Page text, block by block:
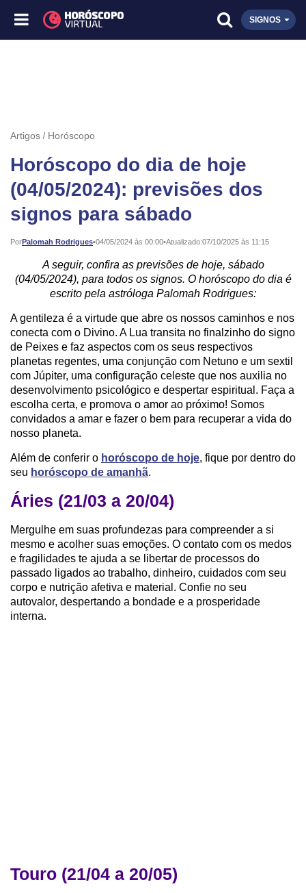
SIGNOS
Artigos Horóscopo
Horóscopo do dia de hoje
(04/05/2024): previsões dos
signos para sábado
PorPalomah Rodrigues•
Publicado: 04/05/2024 às 00:00•Atualizado:07/10/2025 às 11:15
A seguir, confira as previsões de hoje, sábado
(04/05/2024), para todos os signos. O horóscopo do dia é
escrito pela astróloga Palomah Rodrigues:
A gentileza é a virtude que abre os nossos caminhos e nos
conecta com o Divino. A Lua transita no finalzinho do signo
de Peixes e faz aspectos com os seus respectivos
planetas regentes, uma conjunção com Netuno e um sextil
com Júpiter, uma configuração celeste que nos auxilia no
desenvolvimento psicológico e despertar espiritual. Faça a
escolha certa, e promova o amor ao próximo! Somos
convidados a amar e fazer o bem para recuperar a vida do
nosso planeta.
Além de conferir o horóscopo de hoje, fique por dentro do
seu horóscopo de amanhã.
Áries (21/03 a 20/04)
Mergulhe em suas profundezas para compreender a si
mesmo e acolher suas emoções. O contato com os medos
e fragilidades te ajuda a se libertar de processos do
passado ligados ao trabalho, dinheiro, cuidados com seu
corpo e nutrição afetiva e material. Confie no seu
autovalor, despertando a bondade e a prosperidade
interna.
Touro (21/04 a 20/05)